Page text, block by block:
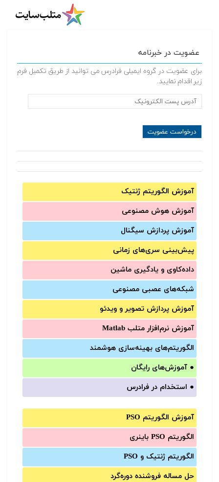
عضویت در خبرنامه
برای عضویت در گروه ایمیلی فرادرس می توانید از طریق تکمیل فرم
زیر اقدام نمایید.
آموزش الگوریتم ژنتیک
آموزش‌ هوش مصنوعی
آموزش‌ پردازش سیگنال
پیش‌‌بینی سری‌‌های زمانی
داده‌کاوی و یادگیری ماشین
شبکه‌های عصبی مصنوعی
آموزش‌ پردازش تصویر و ویدئو
آموزش‌ نرم‌افزار متلب Matlab
الگوریتم‌های بهینه‌سازی هوشمند
● آموزش‌های رایگان
● استخدام در فرادرس
آموزش الگوریتم PSO
الگوریتم PSO باینری
الگوریتم ژنتیک و PSO
حل مساله فروشنده دوره‌گرد